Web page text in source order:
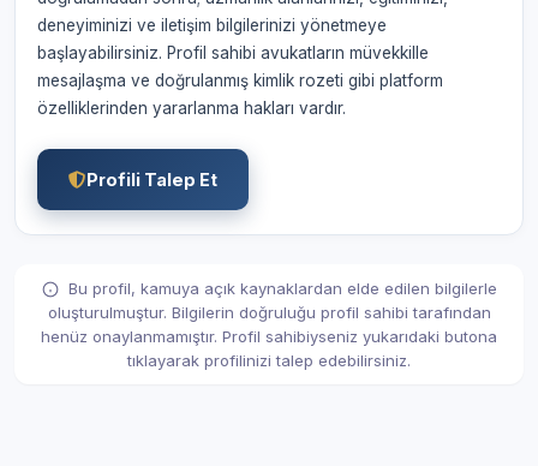
deneyiminizi ve iletişim bilgilerinizi yönetmeye
başlayabilirsiniz. Profil sahibi avukatların müvekkille
mesajlaşma ve doğrulanmış kimlik rozeti gibi platform
özelliklerinden yararlanma hakları vardır.
Profili Talep Et
Bu profil, kamuya açık kaynaklardan elde edilen bilgilerle
oluşturulmuştur. Bilgilerin doğruluğu profil sahibi tarafından
henüz onaylanmamıştır. Profil sahibiyseniz yukarıdaki butona
tıklayarak profilinizi talep edebilirsiniz.